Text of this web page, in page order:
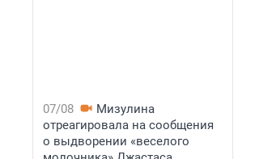
07/08
Мизулина
отреагировала на сообщения
о выдворении «веселого